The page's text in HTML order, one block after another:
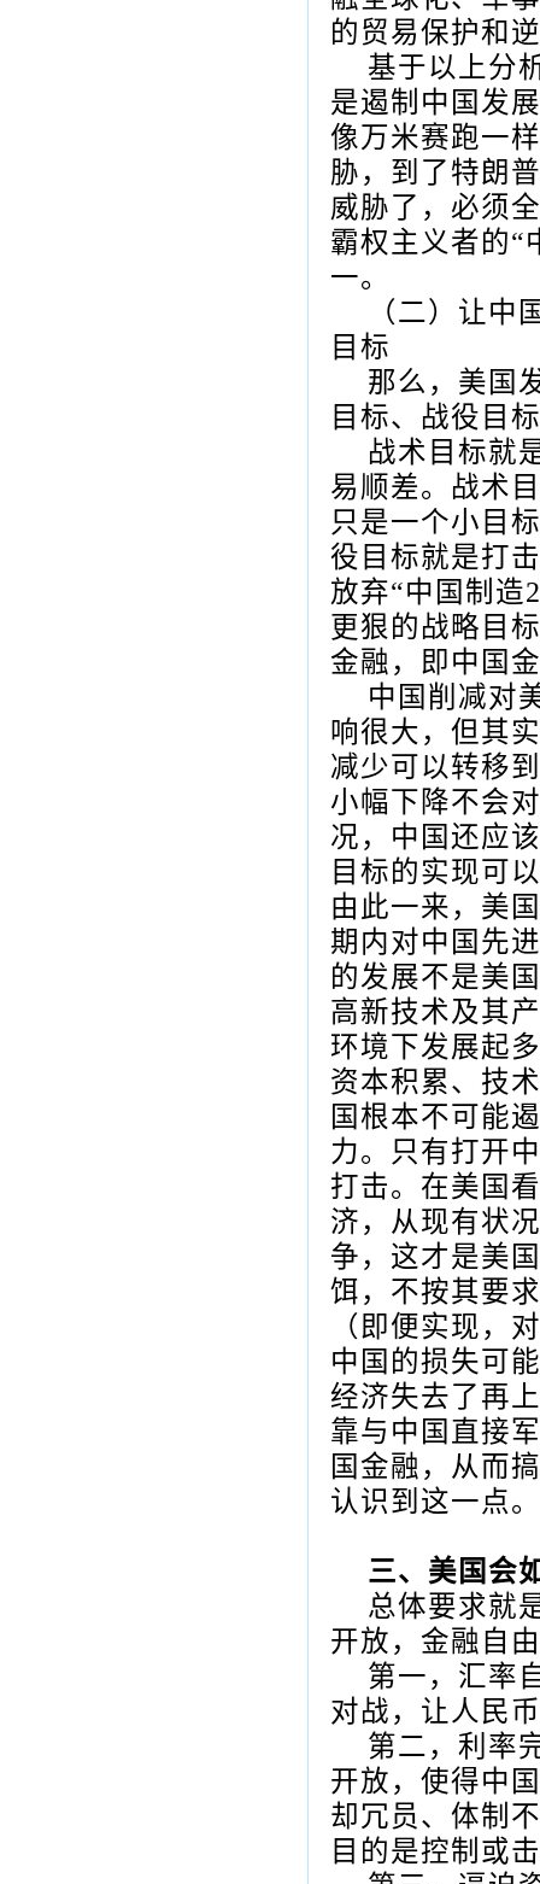
的贸易保护和
基于以上分
是遏制中国发
像万米赛跑一
胁，到了特朗
威胁了，必须
霸权主义者的“
一。
（二）让中
目标
那么，美国
目标、战役目
战术目标就
易顺差。战术
只是一个小目
役目标就是打
放弃“中国制造
更狠的战略目
金融，即中国
中国削减对
响很大，但其
减少可以转移
小幅下降不会
况，中国还应
目标的实现可
由此一来，美
期内对中国先
的发展不是美
高新技术及其
环境下发展起
资本积累、技
国根本不可能
力。只有打开
打击。在美国
济，从现有状
争，这才是美
饵，不按其要
（即便实现，
中国的损失可
经济失去了再
靠与中国直接
国金融，从而
认识到这一点。
三、美国会
总体要求就
开放，金融自
第一，汇率
对战，让人民
第二，利率
开放，使得中
却冗员、体制
目的是控制或